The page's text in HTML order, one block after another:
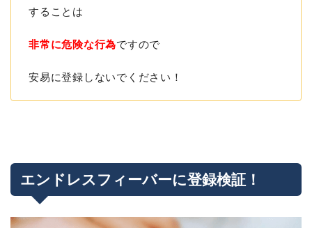
することは
非常に危険な行為ですので
安易に登録しないでください！
エンドレスフィーバーに登録検証！